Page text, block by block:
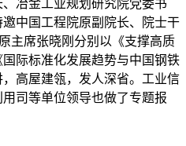
冶金工业规划研究院党委书
中国工程院原副院长、院士干
主席张晓刚分别以《支撑高质
际标准化发展趋势与中国钢铁
高屋建瓴，发人深省。工业信
司等单位领导也做了专题报